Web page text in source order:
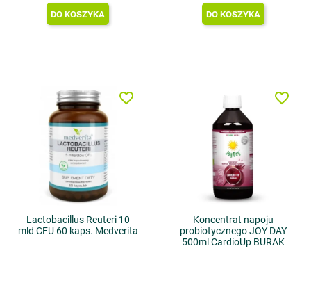
DO KOSZYKA DO KOSZYKA
Lactobacillus Reuteri 10
mld CFU 60 kaps. Medverita
favorite_border
Koncentrat napoju
probiotycznego JOY DAY
500ml CardioUp BURAK
favorite_border